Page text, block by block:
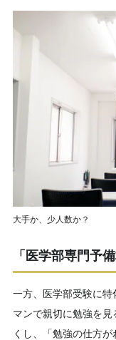
大手か、少人数か？
「医学部専門予
一方、医学部受験に
マンで親切に勉強を
くし、「勉強の仕方